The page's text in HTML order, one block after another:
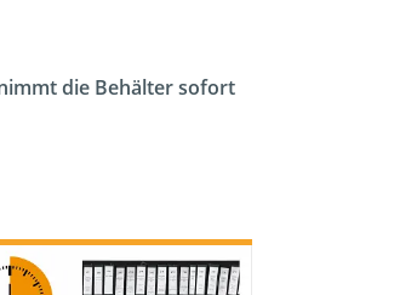
die Behälter sofort